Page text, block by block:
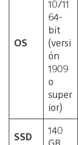
OS
10/11
64-
bit
(versi
ón
1909
o
super
ior)
SSD
140